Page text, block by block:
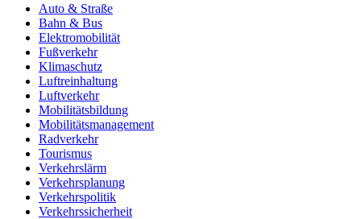
Auto & Straße
Bahn & Bus
Elektromobilität
Fußverkehr
Klimaschutz
Luftreinhaltung
Luftverkehr
Mobilitätsbildung
Mobilitätsmanagement
Radverkehr
Tourismus
Verkehrslärm
Verkehrsplanung
Verkehrspolitik
Verkehrssicherheit